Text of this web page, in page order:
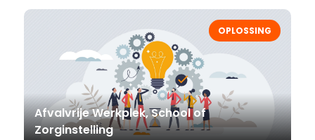
OPLOSSING
Afvalvrije Werkplek, School of
Zorginstelling